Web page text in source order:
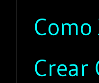
Como
Crear